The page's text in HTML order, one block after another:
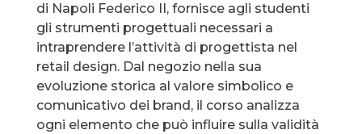
di Napoli Federico II, fornisce agli studenti
gli strumenti progettuali necessari a
intraprendere l’attività di progettista nel
retail design. Dal negozio nella sua
evoluzione storica al valore simbolico e
comunicativo dei brand, il corso analizza
ogni elemento che può influire sulla validità